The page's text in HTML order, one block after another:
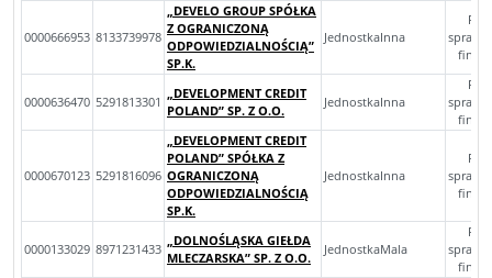
0000666953 8133739978
„DEVELO GROUP SPÓŁKA
Z OGRANICZONĄ
ODPOWIEDZIALNOŚCIĄ”
SP.K.
JednostkaInna
0000636470 5291813301
„DEVELOPMENT CREDIT
POLAND” SP. Z O.O.
JednostkaInna
0000670123 5291816096
„DEVELOPMENT CREDIT
POLAND” SPÓŁKA Z
OGRANICZONĄ
ODPOWIEDZIALNOŚCIĄ
SP.K.
JednostkaInna
0000133029 8971231433
„DOLNOŚLĄSKA GIEŁDA
MLECZARSKA” SP. Z O.O.
JednostkaMala